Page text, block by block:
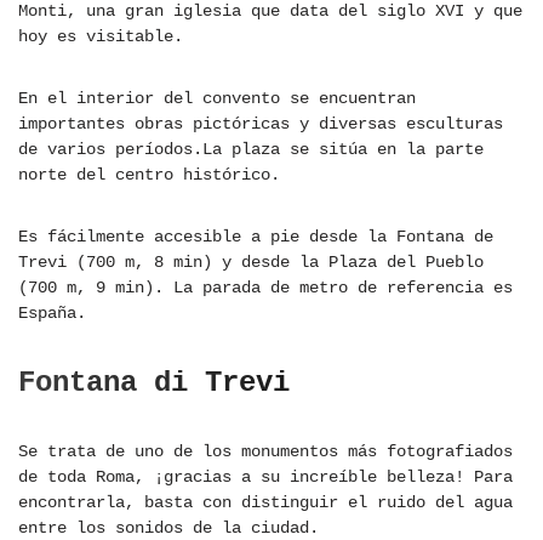
Monti, una gran iglesia que data del siglo XVI y que
hoy es visitable.
En el interior del convento se encuentran
importantes obras pictóricas y diversas esculturas
de varios períodos.La plaza se sitúa en la parte
norte del centro histórico.
Es fácilmente accesible a pie desde la Fontana de
Trevi (700 m, 8 min) y desde la Plaza del Pueblo
(700 m, 9 min). La parada de metro de referencia es
España.
Fontana di Trevi
Se trata de uno de los monumentos más fotografiados
de toda Roma, ¡gracias a su increíble belleza! Para
encontrarla, basta con distinguir el ruido del agua
entre los sonidos de la ciudad.